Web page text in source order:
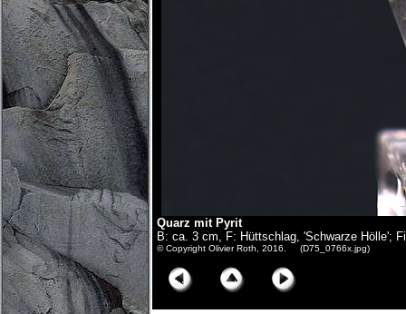
Quarz mit Pyrit
B: ca. 3 cm, F: Hüttschlag, 'Schwarze Hölle';
© Copyright Olivier Roth, 2016. (D75_0766x.jpg)